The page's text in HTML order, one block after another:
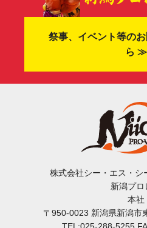
祭事、イベント等の
ら ≫
株式会社シー・エス・シ
新潟プロ
本社
〒950-0023 新潟県新潟市